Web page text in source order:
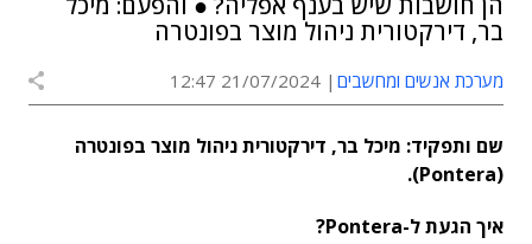
בר, דירקטורית ניהול מוצר בפונטרה
מערכת אנשים ומחשבים 21/07/2024 12:47
שם ותפקיד: מיכל בר, דירקטורית ניהול מוצר בפונטרה
(
Pontera
).
איך הגעת ל-Pontera
?